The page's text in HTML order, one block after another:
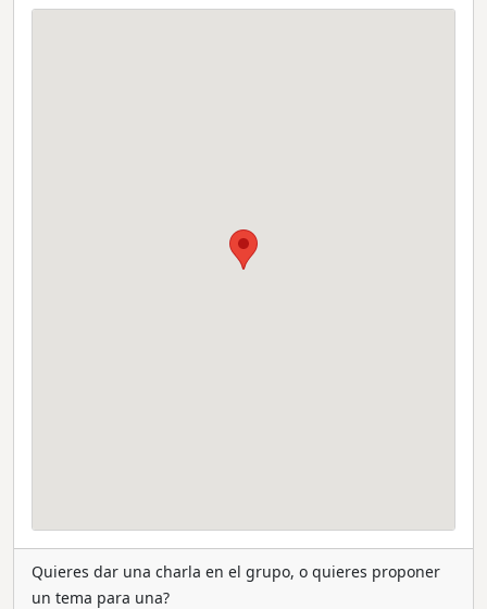
Quieres dar una charla en el grupo, o quieres proponer
un tema para una?